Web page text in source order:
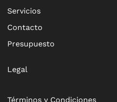
Servicios
Contacto
Presupuesto
Legal
Términos y Condiciones